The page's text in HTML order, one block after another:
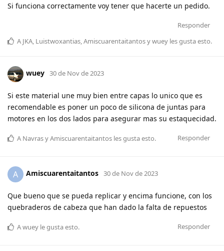
Si funciona correctamente voy tener que hacerte un pedido.
Responder
A JKA, Luistwoxantias,Amiscuarentaitantosywuey les gusta esto.
wuey 30 de Nov de 2023
Si este material une muy bien entre capas lo unico que es
recomendable es poner un poco de silicona de juntas para
motores en los dos lados para asegurar mas su estaquecidad.
Responder
A NavrasyAmiscuarentaitantos les gusta esto.
A Amiscuarentaitantos 30 de Nov de 2023
Que bueno que se pueda replicar y encima funcione, con los
quebraderos de cabeza que han dado la falta de repuestos
Responder
Awuey le gusta esto.